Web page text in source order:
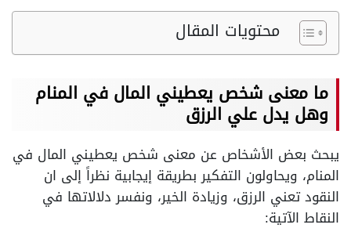
محتويات المقال
ما معنى شخص يعطيني المال في المنام
وهل يدل علي الرزق
يبحث بعض الأشخاص عن معنى شخص يعطيني المال في
المنام، ويحاولون التفكير بطريقة إيجابية نظراً إلى ان
النقود تعني الرزق، وزيادة الخير، ونفسر دلالاتها في
النقاط الآتية: